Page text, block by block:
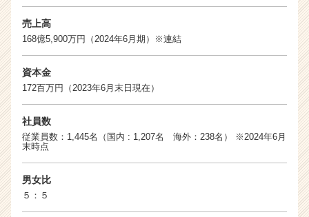
売上高
168億5,900万円（2024年6月期）※連結
資本金
172百万円（2023年6月末日現在）
社員数
従業員数：1,445名（国内 : 1,207名 海外：238名） ※2024年6月
末時点
男女比
５：５